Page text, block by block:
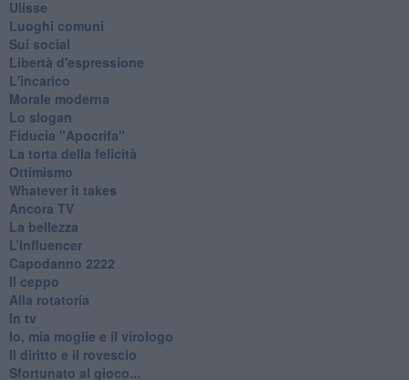
Ulisse
Luoghi comuni
Sui social
Libertà d'espressione
L'incarico
Morale moderna
Lo slogan
Fiducia "Apocrifa"
La torta della felicità
Ottimismo
Whatever it takes
Ancora TV
La bellezza
L’Influencer
​Capodanno 2222
Il ceppo
Alla rotatoria
In tv
Io, mia moglie e il virologo
Il diritto e il rovescio
Sfortunato al gioco...